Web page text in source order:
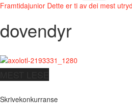
Framtidajunior Dette er ti av dei mest
dovendyr
Skrivekonkurranse